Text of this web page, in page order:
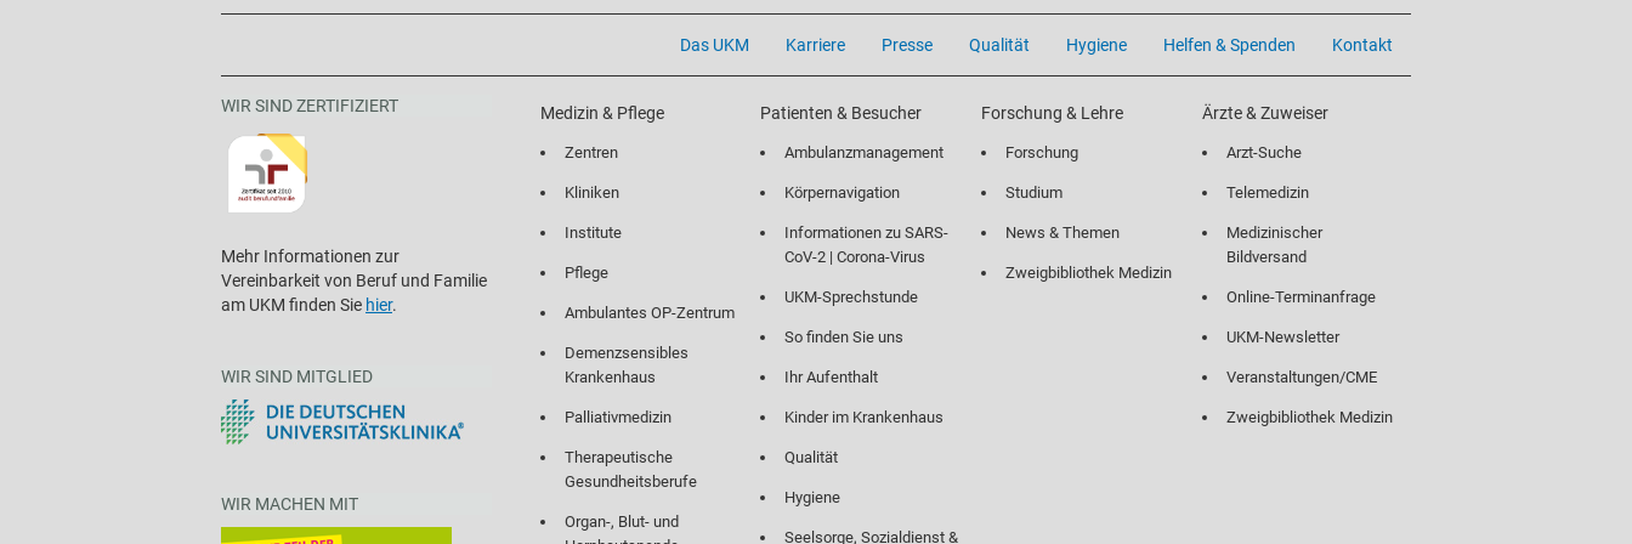
Das UKM Karriere Presse Qualität Hygiene Helfen & Spenden Kontakt
WIR SIND ZERTIFIZIERT
Mehr Informationen zur
Vereinbarkeit von Beruf und Familie
am UKM finden Sie hier.
WIR SIND MITGLIED
WIR MACHEN MIT
Medizin & Pflege
Zentren
Kliniken
Institute
Pflege
Ambulantes OP-Zentrum
Demenzsensibles
Krankenhaus
Palliativmedizin
Therapeutische
Gesundheitsberufe
Organ-, Blut- und
Patienten & Besucher
Ambulanzmanagement
Körpernavigation
Informationen zu SARS-
CoV-2 | Corona-Virus
UKM-Sprechstunde
So finden Sie uns
Ihr Aufenthalt
Kinder im Krankenhaus
Qualität
Hygiene
Seelsorge, Sozialdienst &
Forschung & Lehre
Forschung
Studium
News & Themen
Zweigbibliothek Medizin
Ärzte & Zuweiser
Arzt-Suche
Telemedizin
Medizinischer
Bildversand
Online-Terminanfrage
UKM-Newsletter
Veranstaltungen/CME
Zweigbibliothek Medizin